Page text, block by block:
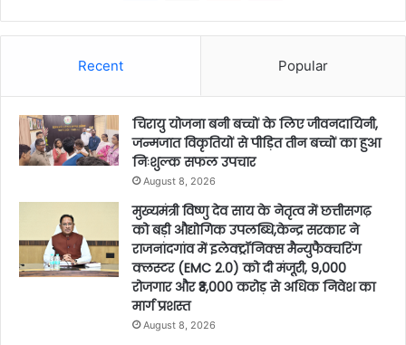
Recent Popular
चिरायु योजना बनी बच्चों के लिए जीवनदायिनी,
जन्मजात विकृतियों से पीड़ित तीन बच्चों का हुआ
निःशुल्क सफल उपचार
August 8, 2026
मुख्यमंत्री विष्णु देव साय के नेतृत्व में छत्तीसगढ़
को बड़ी औद्योगिक उपलब्धि,केन्द्र सरकार ने
राजनांदगांव में इलेक्ट्रॉनिक्स मैन्युफैक्चरिंग
क्लस्टर (EMC 2.0) को दी मंजूरी, 9,000
रोजगार और ₹3,000 करोड़ से अधिक निवेश का
मार्ग प्रशस्त
August 8, 2026